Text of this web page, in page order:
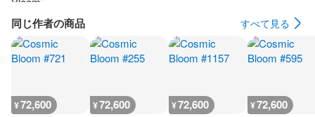
同じ作者の商品 すべて見る
¥72,600 ¥72,600 ¥72,600 ¥72,600